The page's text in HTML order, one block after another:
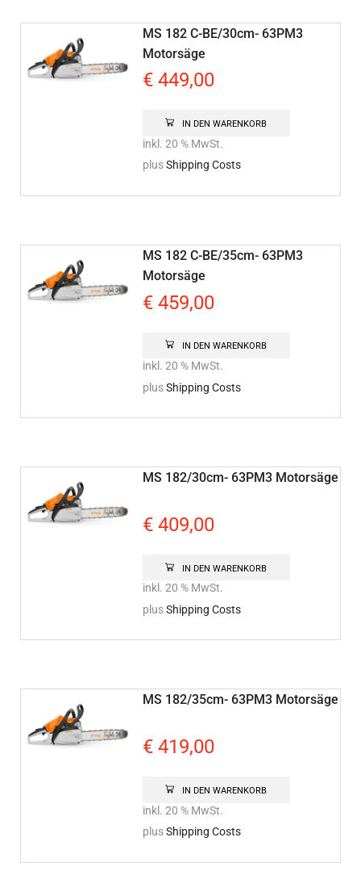
MS 182 C-BE/30cm- 63PM3
Motorsäge
€449,00
IN DEN WARENKORB
inkl. 20 % MwSt.
plusShipping Costs
MS 182 C-BE/35cm- 63PM3
Motorsäge
€459,00
IN DEN WARENKORB
inkl. 20 % MwSt.
plusShipping Costs
MS 182/30cm- 63PM3 Motorsäge
€409,00
IN DEN WARENKORB
inkl. 20 % MwSt.
plusShipping Costs
MS 182/35cm- 63PM3 Motorsäge
€419,00
IN DEN WARENKORB
inkl. 20 % MwSt.
plusShipping Costs